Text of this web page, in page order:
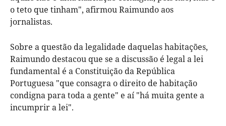
o teto que tinham", afirmou Raimundo aos
jornalistas.
Sobre a questão da legalidade daquelas habitações,
Raimundo destacou que se a discussão é legal a lei
fundamental é a Constituição da República
Portuguesa "que consagra o direito de habitação
condigna para toda a gente" e aí "há muita gente a
incumprir a lei".